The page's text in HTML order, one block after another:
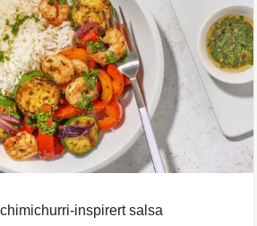
inspirert salsa